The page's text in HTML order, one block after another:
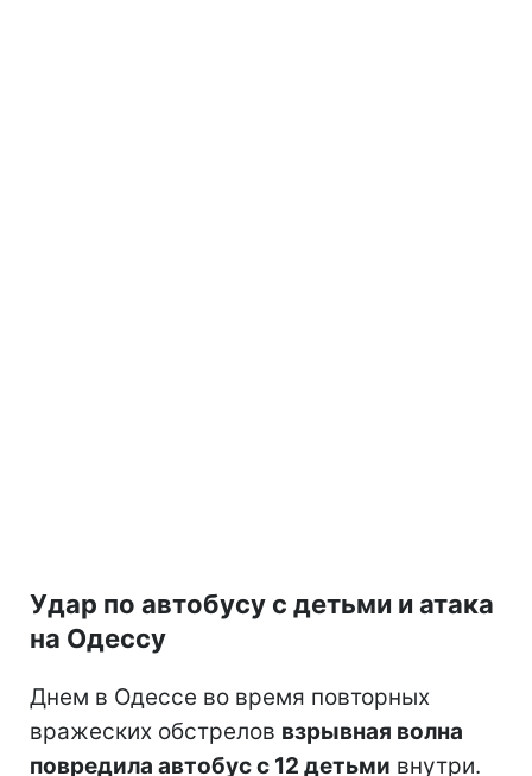
Удар по автобусу с детьми и атака
на Одессу
Днем в Одессе во время повторных
вражеских обстрелов взрывная волна
повредила автобус с 12 детьми внутри.